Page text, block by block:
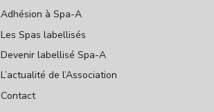
Adhésion à Spa-A
Les Spas labellisés
Devenir labellisé Spa-A
L’actualité de l’Association
Contact